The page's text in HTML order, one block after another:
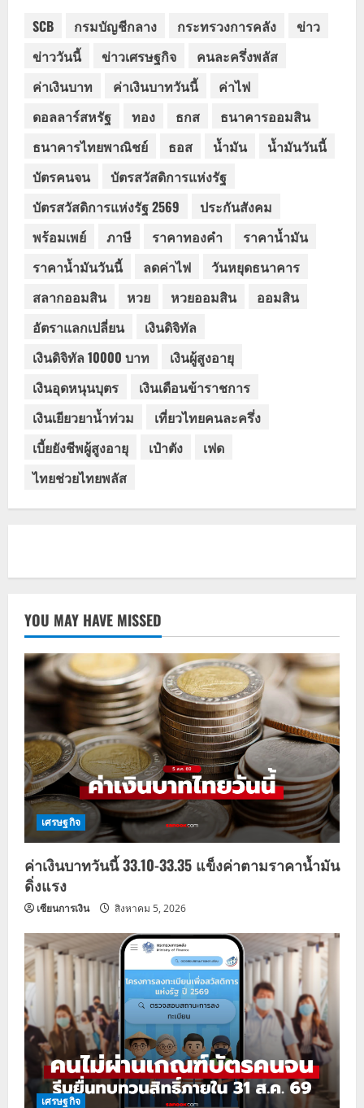
SCB กรมบัญชีกลาง กระทรวงการคลัง
ข่าว
ข่าววันนี้
ข่าวเศรษฐกิจ
คนละครึ่งพลัส
ค่าเงินบาท
ค่าเงินบาทวันนี้
ค่าไฟ
ดอลลาร์สหรัฐ
ทอง ธกส
ธนาคารออมสิน
ธนาคารไทยพาณิชย์
ธอส น้ำมัน
น้ำมันวันนี้
บัตรคนจน
บัตรสวัสดิการแห่งรัฐ
บัตรสวัสดิการแห่งรัฐ 2569
ประกันสังคม
พร้อมเพย์
ภาษี ราคาทองคำ
ราคาน้ำมัน
ราคาน้ำมันวันนี้
ลดค่าไฟ
วันหยุดธนาคาร
สลากออมสิน
หวย หวยออมสิน
ออมสิน
อัตราแลกเปลี่ยน
เงินดิจิทัล
เงินดิจิทัล 10000 บาท
เงินผู้สูงอายุ
เงินอุดหนุนบุตร
เงินเดือนข้าราชการ
เงินเยียวยาน้ำท่วม
เที่ยวไทยคนละครึ่ง
เบี้ยยังชีพผู้สูงอายุ
เป๋าตัง
เฟด
ไทยช่วยไทยพลัส
YOU MAY HAVE MISSED
เศรษฐกิจ
ค่าเงินบาทวันนี้ 33.10-33.35 แข็งค่าตามราคาน้ำมัน
ดิ่งแรง
เซียนการเงิน สิงหาคม 5, 2026
เศรษฐกิจ